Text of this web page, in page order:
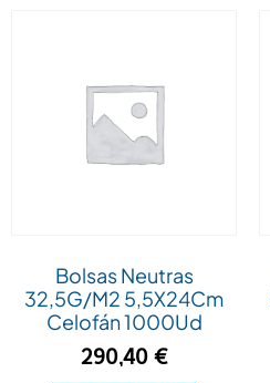
Bolsas Neutras
32,5G/M2 5,5X24Cm
Celofán 1000Ud
290,40 €